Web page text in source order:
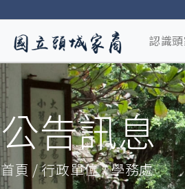
認識
公告訊息
首頁 / 行政單位 / 學務處